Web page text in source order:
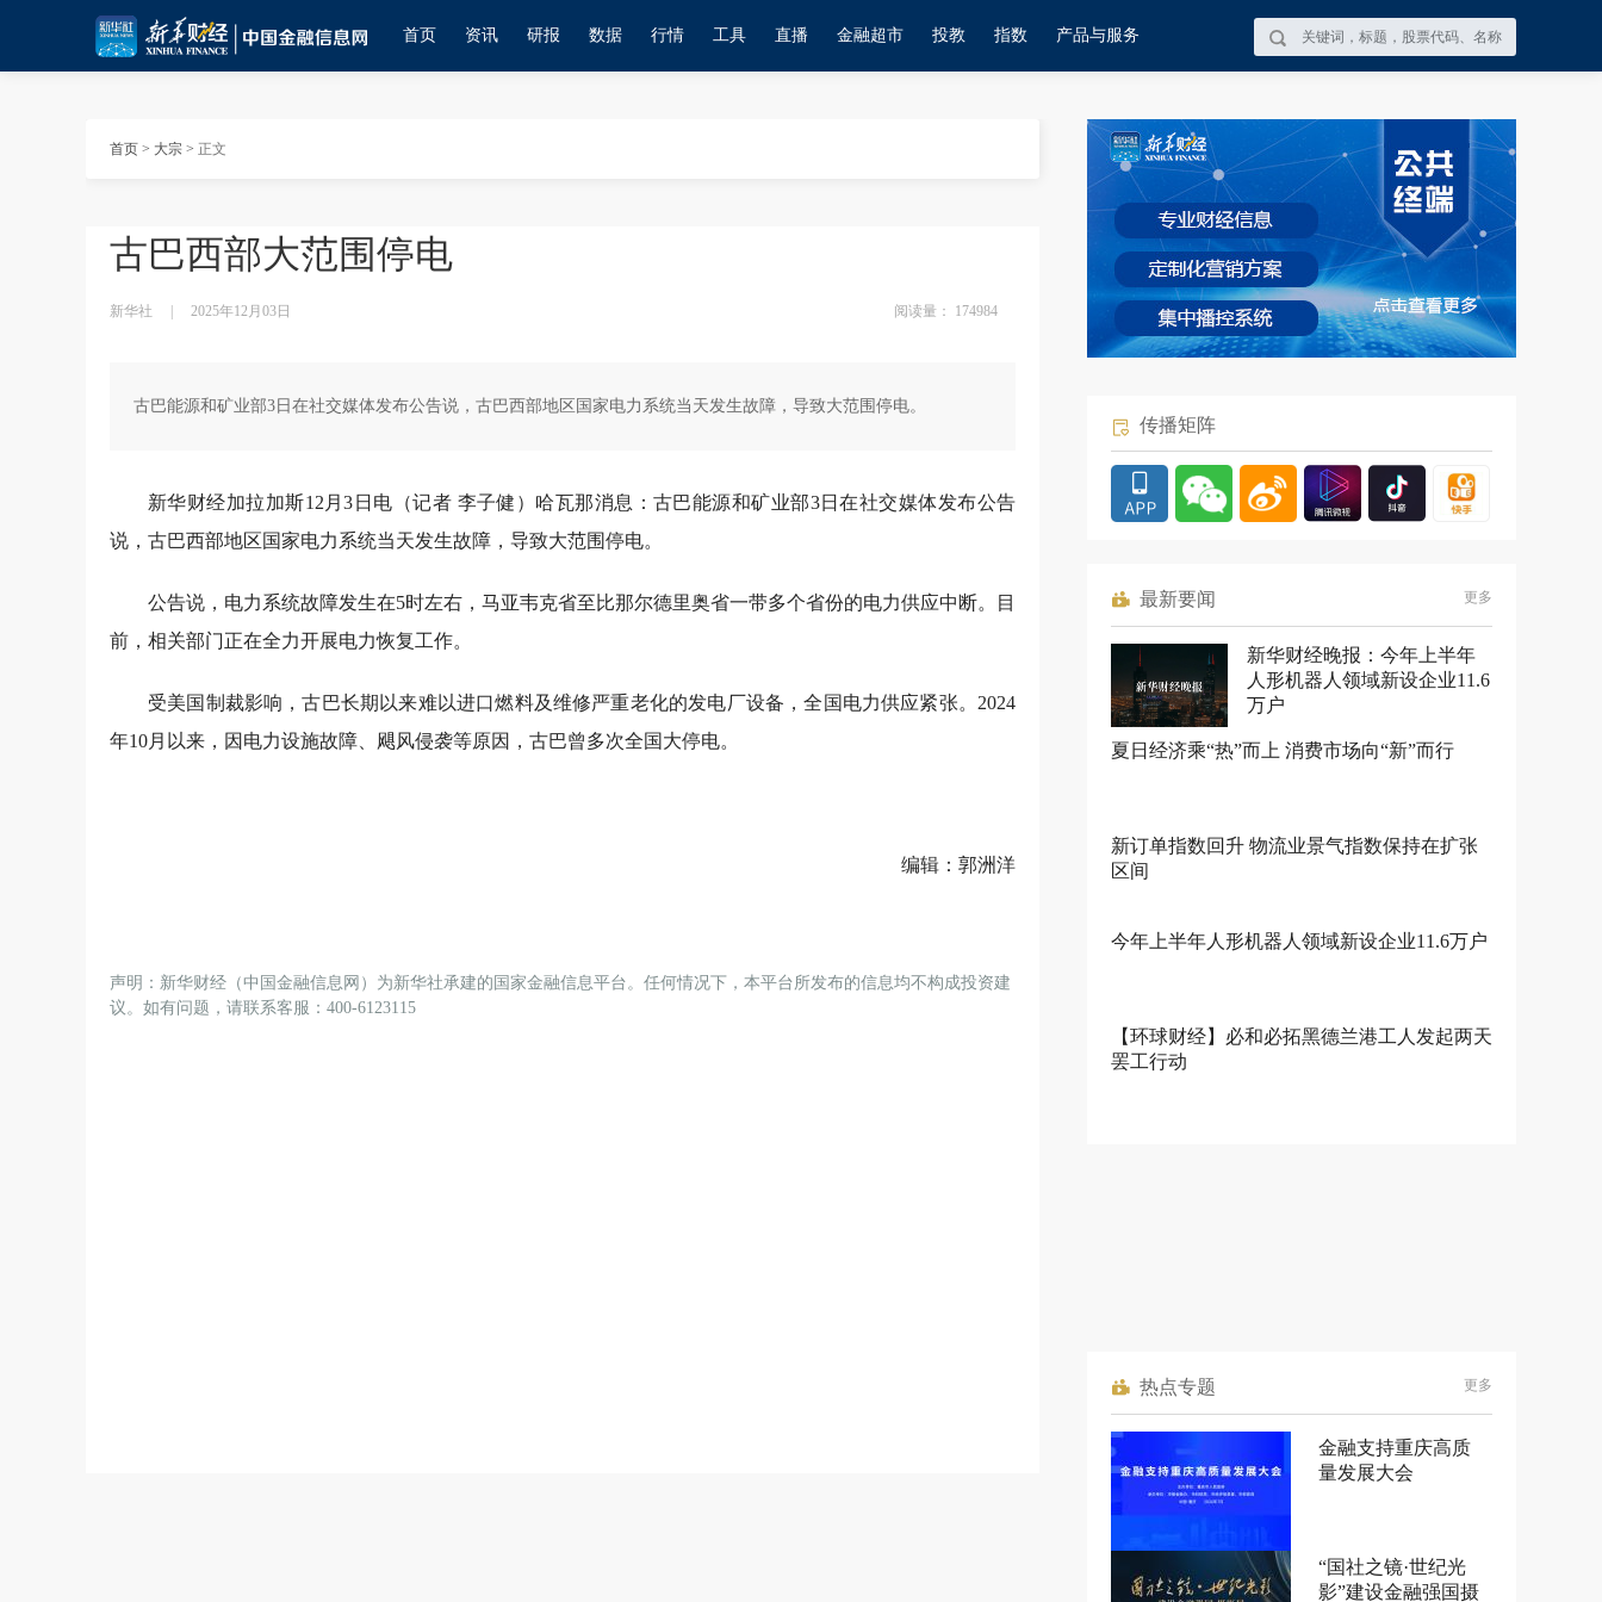
首页 资讯 研报 数据 行情 工具 直播 金融超市 投教 指数 产品与服务
首页 > 大宗 > 正文
古巴西部大范围停电
新华社 2025年12月03日 阅读量： 174984
古巴能源和矿业部3日在社交媒体发布公告说，古巴西部地区国家电力系统当天发生故障，导致大范围停电。
新华财经加拉加斯12月3日电（记者 李子健）哈瓦那消息：古巴能源和矿业部3日在社交媒体发布公告
说，古巴西部地区国家电力系统当天发生故障，导致大范围停电。
公告说，电力系统故障发生在5时左右，马亚韦克省至比那尔德里奥省一带多个省份的电力供应中断。目
前，相关部门正在全力开展电力恢复工作。
受美国制裁影响，古巴长期以来难以进口燃料及维修严重老化的发电厂设备，全国电力供应紧张。2024
年10月以来，因电力设施故障、飓风侵袭等原因，古巴曾多次全国大停电。
编辑：郭洲洋
声明：新华财经（中国金融信息网）为新华社承建的国家金融信息平台。任何情况下，本平台所发布的信息均不构成投资建
议。如有问题，请联系客服：400-6123115
传播矩阵
最新要闻 更多
新华财经晚报：今年上半年
人形机器人领域新设企业11.6
万户
夏日经济乘“热”而上 消费市场向“新”而行
新订单指数回升 物流业景气指数保持在扩张
区间
今年上半年人形机器人领域新设企业11.6万户
【环球财经】必和必拓黑德兰港工人发起两天
罢工行动
热点专题 更多
金融支持重庆高质
量发展大会
“国社之镜·世纪光
影”建设金融强国摄